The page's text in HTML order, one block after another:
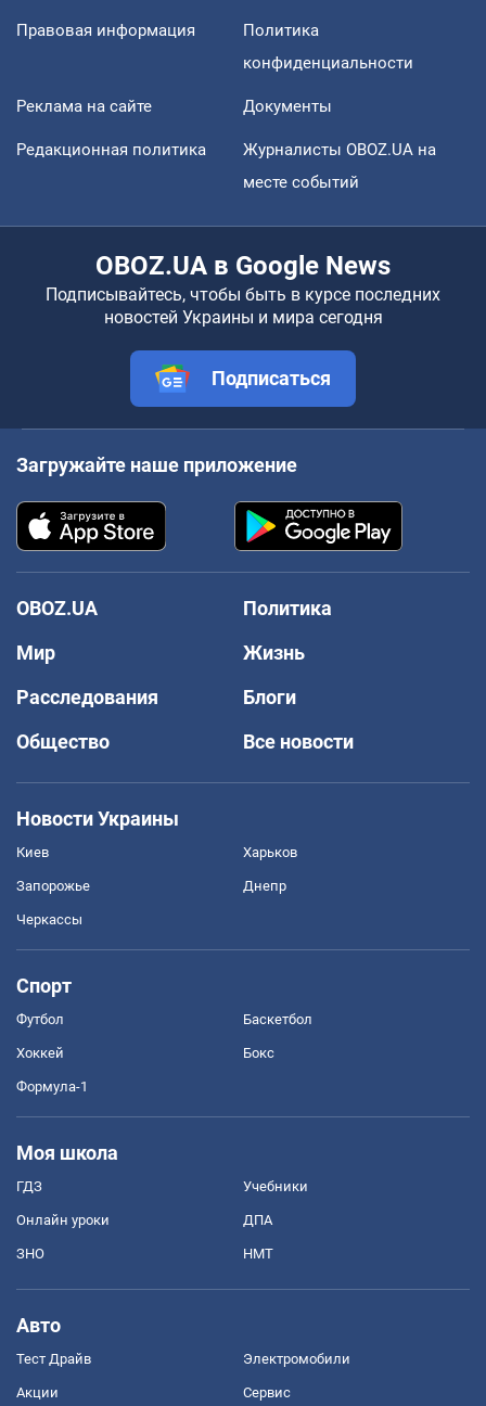
Правовая информация
Политика
конфиденциальности
Реклама на сайте Документы
Редакционная политика
Журналисты OBOZ.UA на
месте событий
OBOZ.UA в Google News
Подписывайтесь, чтобы быть в курсе последних
новостей Украины и мира сегодня
Подписаться
Загружайте наше приложение
OBOZ.UA
Политика
Мир
Жизнь
Расследования
Блоги
Общество
Все новости
Новости Украины
Киев Харьков
Запорожье Днепр
Черкассы
Спорт
Футбол Баскетбол
Хоккей Бокс
Формула-1
Моя школа
ГДЗ Учебники
Онлайн уроки ДПА
ЗНО НМТ
Авто
Тест Драйв Электромобили
Акции Сервис